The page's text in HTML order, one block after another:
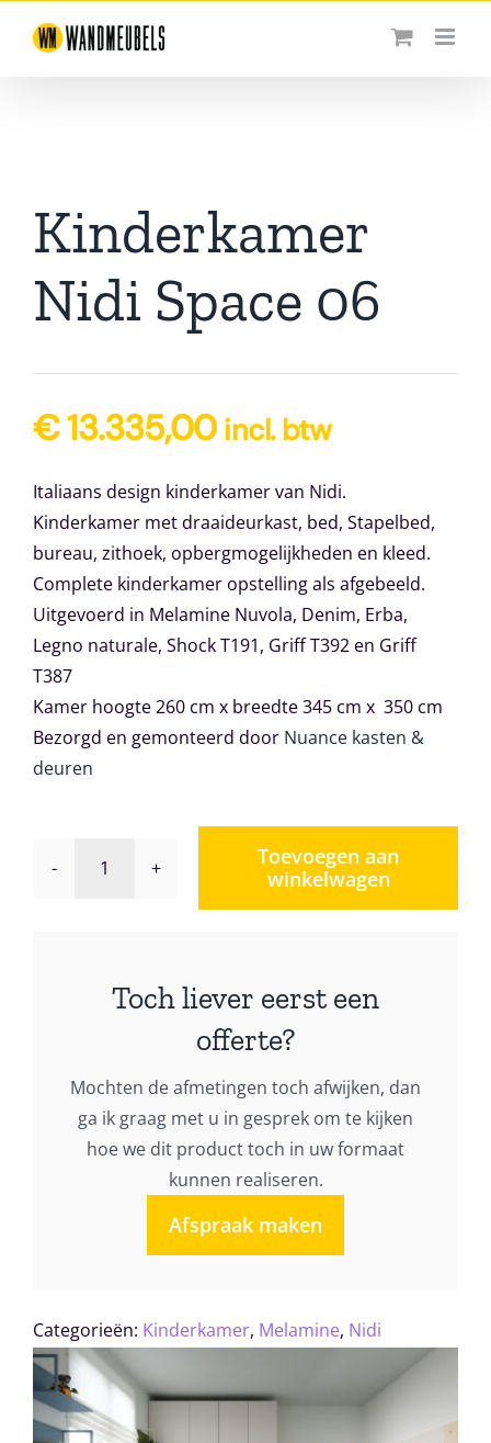
naar
Kinderkamer
Nidi Space 06
€13.335,00 incl. btw
Italiaans design kinderkamer van Nidi.
Kinderkamer met draaideurkast, bed, Stapelbed,
bureau, zithoek, opbergmogelijkheden en kleed.
Complete kinderkamer opstelling als afgebeeld.
Uitgevoerd in Melamine Nuvola, Denim, Erba,
Legno naturale, Shock T191, Griff T392 en Griff
T387
Kamer hoogte 260 cm x breedte 345 cm x 350 cm
Bezorgd en gemonteerd door Nuance kasten &
deuren
Kinderkamer
aantal
Toevoegen aan
winkelwagen
Toch liever eerst een
offerte?
Mochten de afmetingen toch afwijken, dan
ga ik graag met u in gesprek om te kijken
hoe we dit product toch in uw formaat
kunnen realiseren.
Afspraak maken
Categorieën: Kinderkamer, Melamine, Nidi